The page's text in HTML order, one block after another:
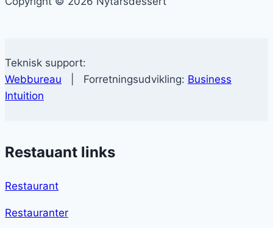
Teknisk support:
Webbureau | Forretningsudvikling: Business
Intuition
Restauant links
Restaurant
Restauranter